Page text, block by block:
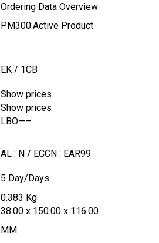
Ordering Data Overview
PM300:Active Product
EK / 1CB
Show prices
Show prices
LBO—–
AL : N / ECCN : EAR99
5 Day/Days
0.383 Kg
38.00 x 150.00 x 116.00
MM